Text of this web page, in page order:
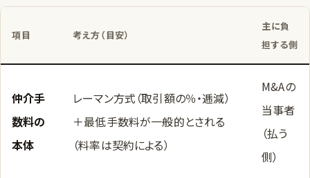
項目 考え方（目安）
主に負
担する側
仲介手
数料の
本体
レーマン方式（取引額の％・逓減）
＋最低手数料が一般的とされる
（料率は契約による）
M&Aの
当事者
（払う
側）